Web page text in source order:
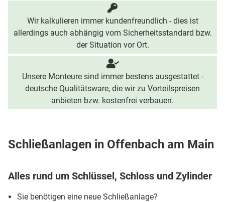
Wir kalkulieren immer kundenfreundlich - dies ist
allerdings auch abhängig vom Sicherheitsstandard bzw.
der Situation vor Ort.
Unsere Monteure sind immer bestens ausgestattet -
deutsche Qualitätsware, die wir zu Vorteilspreisen
anbieten bzw. kostenfrei verbauen.
Schließanlagen in Offenbach am Main
Alles rund um Schlüssel, Schloss und Zylinder
Sie benötigen eine neue Schließanlage?